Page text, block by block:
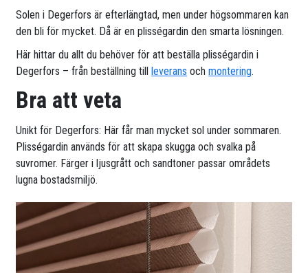
Solen i Degerfors är efterlängtad, men under högsommaren kan
den bli för mycket. Då är en plisségardin den smarta lösningen.
Här hittar du allt du behöver för att beställa plisségardin i
Degerfors – från beställning tillleverans ochmontering.
Bra att veta
Unikt för Degerfors: Här får man mycket sol under sommaren.
Plisségardin används för att skapa skugga och svalka på
suvromer. Färger i ljusgrått och sandtoner passar områdets
lugna bostadsmiljö.